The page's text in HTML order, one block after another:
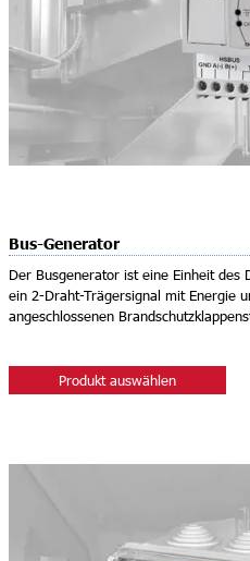
Bus-Generator
Der Busgenerator ist eine Einheit
ein 2-Draht-Trägersignal mit Energie
angeschlossenen
Produkt auswählen